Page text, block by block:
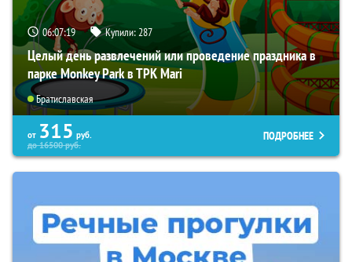
06:07:17 Купили:287
Целый день развлечений или проведение праздника в
парке Monkey Park в ТРК Mari
Братиславская
от 315 руб.
до16500руб.
ПОДРОБНЕЕ